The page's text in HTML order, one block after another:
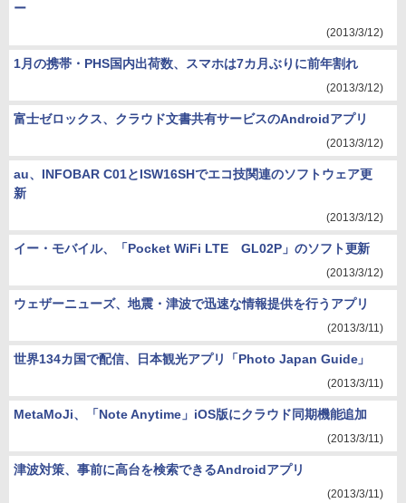
ー
(2013/3/12)
1月の携帯・PHS国内出荷数、スマホは7カ月ぶりに前年割れ
(2013/3/12)
富士ゼロックス、クラウド文書共有サービスのAndroidアプリ
(2013/3/12)
au、INFOBAR C01とISW16SHでエコ技関連のソフトウェア更
新
(2013/3/12)
イー・モバイル、「Pocket WiFi LTE GL02P」のソフト更新
(2013/3/12)
ウェザーニューズ、地震・津波で迅速な情報提供を行うアプリ
(2013/3/11)
世界134カ国で配信、日本観光アプリ「Photo Japan Guide」
(2013/3/11)
MetaMoJi、「Note Anytime」iOS版にクラウド同期機能追加
(2013/3/11)
津波対策、事前に高台を検索できるAndroidアプリ
(2013/3/11)